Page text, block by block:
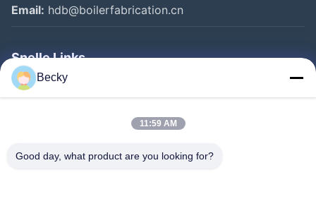
Email: hdb@boilerfabrication.cn
Snelle Links
Huis
Fabrieksreis
Becky
11:59 AM
Good day, what product are you looking for?